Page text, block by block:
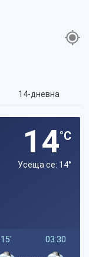
14-дневна
14°C
Усеща се: 14°
15' 03:30